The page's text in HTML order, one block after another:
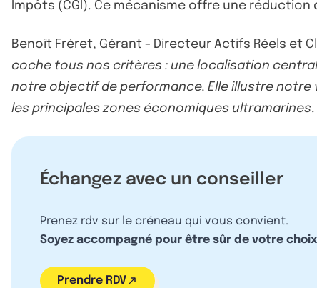
Impôts (CGI). Ce mécanisme offre une réduction
Benoît Fréret, Gérant - Directeur Actifs Réels et
coche tous nos critères : une localisation
notre objectif de performance. Elle illustre notre
les principales zones économiques ultramarines.
Échangez avec un conseiller
Prenez rdv sur le créneau qui vous convient.
Soyez accompagné pour être sûr de votre choix
Prendre RDV